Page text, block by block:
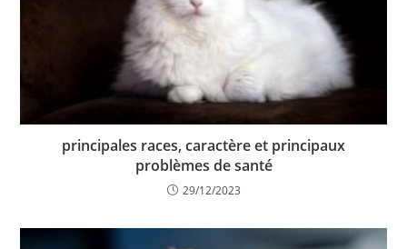
principales races, caractère et principaux
problèmes de santé
29/12/2023